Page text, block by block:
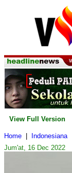
View Full Version
Home
Indonesiana
Jum'at, 16 Dec 2022